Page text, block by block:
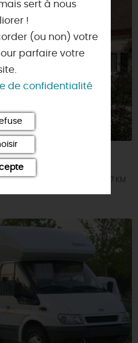
À 7 KM
sert à nous
!
(ou non) votre
parfaire votre
de confidentialité